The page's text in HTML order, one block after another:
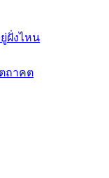
ฝั่งไหน
ถาคต